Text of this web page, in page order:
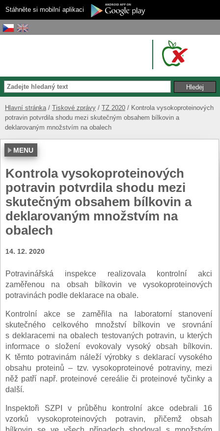
Stáhněte si mobilní aplikaci
Hlavní stránka Tiskové zprávy TZ 2020
Kontrola vysokoproteinových
potravin potvrdila shodu mezi skutečným obsahem bílkovin a
deklarovaným množstvím na obalech
MENU
Kontrola vysokoproteinových
potravin potvrdila shodu mezi
skutečným obsahem bílkovin a
deklarovaným množstvím na
obalech
14. 12. 2020
Potravinářská inspekce realizovala kontrolní akci
zaměřenou na obsah bílkovin ve vysokoproteinových
potravinách podle deklarace na obale.
Kontrolní akce se zaměřila na laboratorní stanovení
skutečného celkového množství bílkovin ve srovnání
s deklaracemi na obalech testovaných potravin, u kterých
informace o složení evokovaly vysoký obsah bílkovin.
K těmto potravinám náleží výrobky s deklarací vysokého
obsahu proteinů – tzv. vysokoproteinové potraviny, mezi
něž patří např. proteinové cereálie či proteinové tyčinky a
další.
Inspektoři SZPI v průběhu kontrolní akce odebrali 16
vzorků vysokoproteinových potravin, přičemž obsah